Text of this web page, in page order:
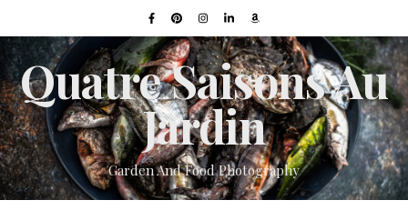
Quatre Saisons Au
Jardin
Garden And Food Photography